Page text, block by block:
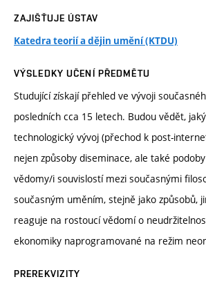
ZAJIŠŤUJE ÚSTAV
Katedra teorií a dějin umění (KTDU)
VÝSLEDKY UČENÍ PŘEDMĚTU
Studující získají přehled ve vývoji
posledních cca 15 letech. Budou vědět,
technologický vývoj (přechod k post-
nejen způsoby diseminace, ale také
vědomy/i souvislostí mezi současnými
současným uměním, stejně jako způsobů,
reaguje na rostoucí vědomí o
ekonomiky naprogramované na režim
PREREKVIZITY